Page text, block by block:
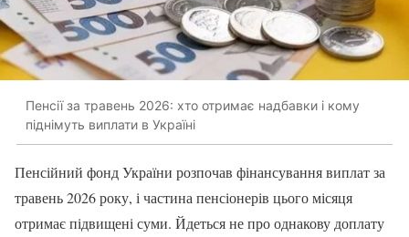
Пенсії за травень 2026: хто отримає надбавки і кому
піднімуть виплати в Україні
Пенсійний фонд України розпочав фінансування виплат за
травень 2026 року, і частина пенсіонерів цього місяця
отримає підвищені суми. Йдеться не про однакову доплату